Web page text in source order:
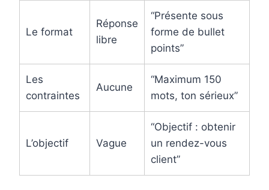
Le format
Réponse
libre
“Présente sous
forme de bullet
points”
Les
contraintes
Aucune
“Maximum 150
mots, ton sérieux”
L’objectif Vague
“Objectif : obtenir
un rendez-vous
client”